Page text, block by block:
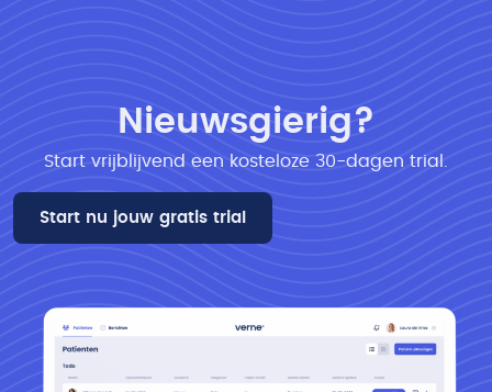
Nieuwsgierig?
Start vrijblijvend een kosteloze 30-dagen trial​.
Start nu jouw gratis trial